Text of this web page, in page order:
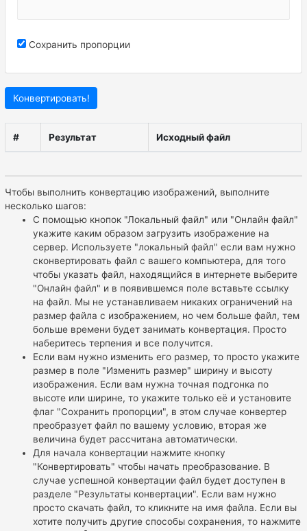
Сохранить пропорции
Конвертировать!
# Результат Исходный файл
Чтобы выполнить конвертацию изображений, выполните
несколько шагов:
С помощью кнопок "Локальный файл" или "Онлайн файл"
укажите каким образом загрузить изображение на
сервер. Используете "локальный файл" если вам нужно
сконвертировать файл с вашего компьютера, для того
чтобы указать файл, находящийся в интернете выберите
"Онлайн файл" и в появившемся поле вставьте ссылку
на файл. Мы не устанавливаем никаких ограничений на
размер файла с изображением, но чем больше файл, тем
больше времени будет занимать конвертация. Просто
наберитесь терпения и все получится.
Если вам нужно изменить его размер, то просто укажите
размер в поле "Изменить размер" ширину и высоту
изображения. Если вам нужна точная подгонка по
высоте или ширине, то укажите только её и установите
флаг "Сохранить пропорции", в этом случае конвертер
преобразует файл по вашему условию, вторая же
величина будет рассчитана автоматически.
Для начала конвертации нажмите кнопку
"Конвертировать" чтобы начать преобразование. В
случае успешной конвертации файл будет доступен в
разделе "Результаты конвертации". Если вам нужно
просто скачать файл, то кликните на имя файла. Если вы
хотите получить другие способы сохранения, то нажмите